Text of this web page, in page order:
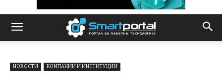
НОВОСТИ КОМПАНИИ И ИНСТИТУЦИИ